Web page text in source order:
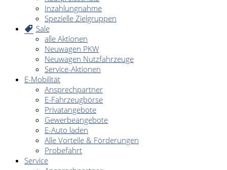
Inzahlungnahme
Spezielle Zielgruppen
Sale
alle Aktionen
Neuwagen PKW
Neuwagen Nutzfahrzeuge
Service-Aktionen
E-Mobilität
Ansprechpartner
E-Fahrzeugbörse
Privatangebote
Gewerbeangebote
E-Auto laden
Alle Vorteile & Förderungen
Probefahrt
Service